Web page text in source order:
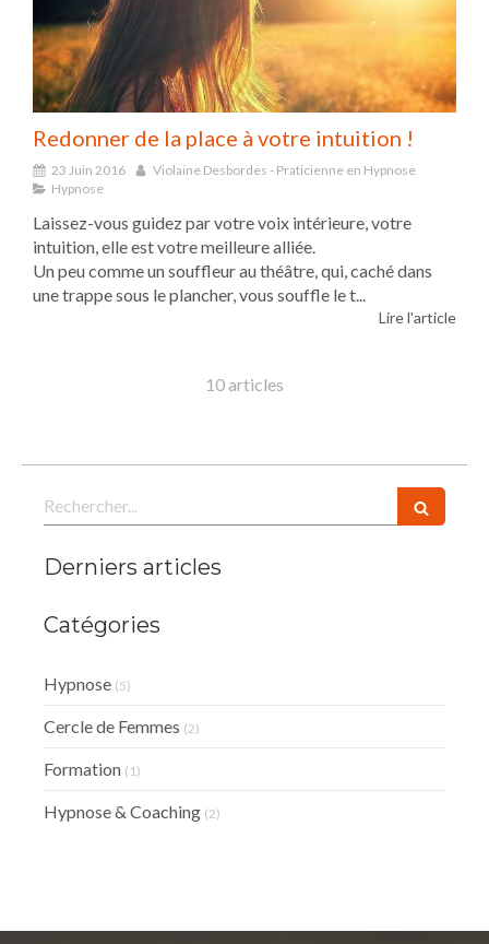
Redonner de la place à votre intuition !
23 Juin 2016
Violaine Desbordes - Praticienne en Hypnose
Hypnose
Laissez-vous guidez par votre voix intérieure, votre
intuition, elle est votre meilleure alliée.
Un peu comme un souffleur au théâtre, qui, caché dans
une trappe sous le plancher, vous souffle le t...
Lire l'article
10 articles
Rechercher
Derniers articles
Catégories
Hypnose (5)
Cercle de Femmes (2)
Formation (1)
Hypnose & Coaching (2)